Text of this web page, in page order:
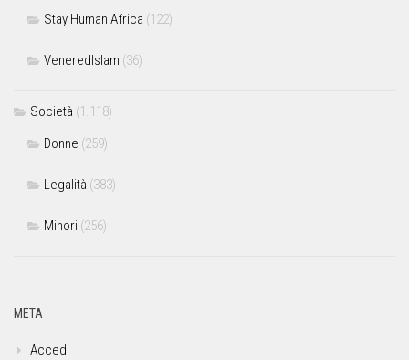
Stay Human Africa (122)
VeneredIslam (36)
Società (1.118)
Donne (259)
Legalità (383)
Minori (256)
META
Accedi